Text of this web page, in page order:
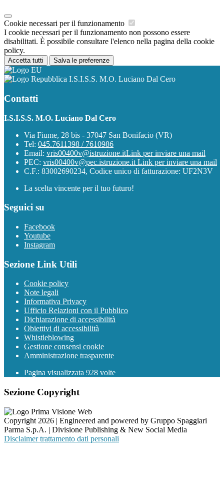
Cookie necessari per il funzionamento
I cookie necessari per il funzionamento non possono essere
disabilitati. È possibile consultare l'elenco nella pagina della cookie
policy.
Accetta tutti Salva le preferenze
I.S.I.S.S. M.O. Luciano Dal Cero
Contatti
I.S.I.S.S. M.O. Luciano Dal Cero
Via Fiume, 28 bis - 37047 San Bonifacio (VR)
Tel: 045.7611398 / 7610986
Email: vris00400v@istruzione.itLink per inviare una mail
PEC: vris00400v@pec.istruzione.it Link per inviare una mail
C.F.: 83002690234, Codice unico di fatturazione: UF2N3V
La scelta vincente per il tuo futuro!
Seguici su
Facebook
Youtube
Instagram
Sezione Link Utili
Cookie policy
Note legali
Informativa Privacy
Ufficio Relazioni con il Pubblico
Dichiarazione di accessibilità
Obiettivi di accessibilità
Whistleblowing
Gestione consensi cookie
Amministrazione trasparente
Pagina visualizzata 928 volte
Sezione Copyright
Copyright 2026 | Engineered and powered by Gruppo Spaggiari
Parma S.p.A. | Divisione Publishing & New Social Media
Disclaimer trattamento dati personali